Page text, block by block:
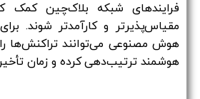
فرایندهای شبکه بلاک‌چین کمک
مقیاس‌پذیرتر و کارآمدتر شوند.
هوش مصنوعی می‌توانند تراکنش‌ها
هوشمند ترتیب‌دهی کرده و زمان